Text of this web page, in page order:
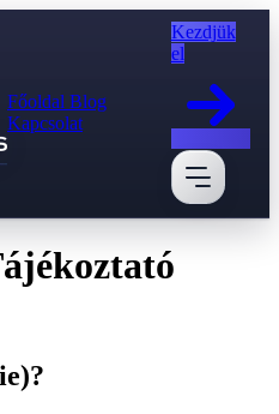
Főoldal Blog
Kapcsolat
Kezdjük
el